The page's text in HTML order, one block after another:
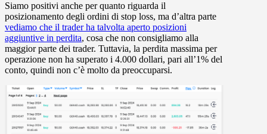
Siamo positivi anche per quanto riguarda il
posizionamento degli ordini di stop loss, ma d’altra parte
vediamo che il trader ha talvolta aperto posizioni
aggiuntive in perdita, cosa che non consigliamo alla
maggior parte dei trader. Tuttavia, la perdita massima per
operazione non ha superato i 4.000 dollari, pari all’1% del
conto, quindi non c’è molto da preoccuparsi.